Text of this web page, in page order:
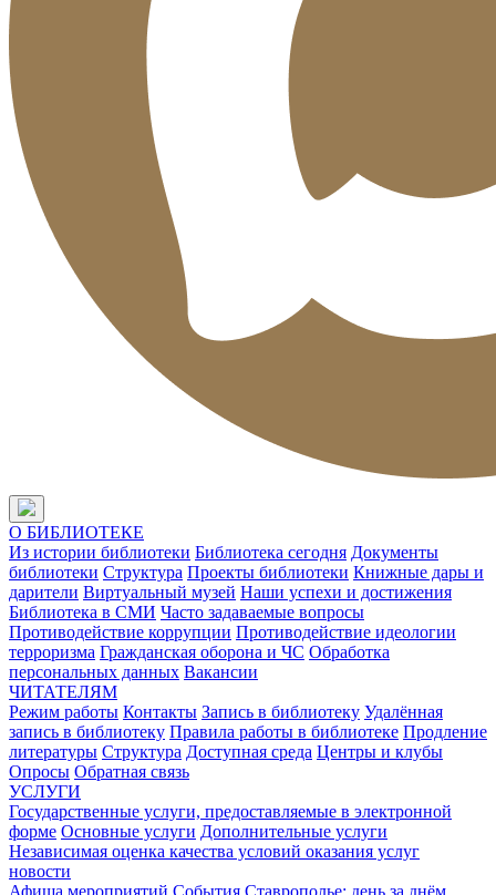
О БИБЛИОТЕКЕ
Из истории библиотеки Библиотека сегодня Документы
библиотеки Структура Проекты библиотеки Книжные дары и
дарители Виртуальный музей Наши успехи и достижения
Библиотека в СМИ Часто задаваемые вопросы
Противодействие коррупции Противодействие идеологии
терроризма Гражданская оборона и ЧС Обработка
персональных данных Вакансии
ЧИТАТЕЛЯМ
Режим работы Контакты Запись в библиотеку Удалённая
запись в библиотеку Правила работы в библиотеке Продление
литературы Структура Доступная среда Центры и клубы
Опросы Обратная связь
УСЛУГИ
Государственные услуги, предоставляемые в электронной
форме Основные услуги Дополнительные услуги
Независимая оценка качества условий оказания услуг
новости
Афиша мероприятий События Ставрополье: день за днём